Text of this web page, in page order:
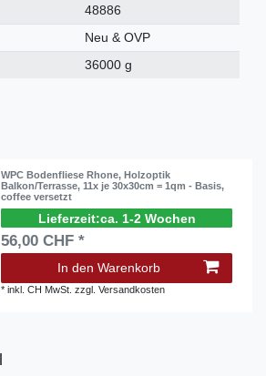
48886
Neu & OVP
36000 g
WPC Bodenfliese Rhone, Holzoptik
Balkon/Terrasse, 11x je 30x30cm = 1qm - Basis,
coffee versetzt
ca. 1-2 Wochen
56,00 CHF *
In den Warenkorb
*inkl. CH MwSt. zzgl.Versandkosten